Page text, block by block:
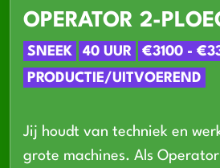
OPERATOR 2-
SNEEK 40 UUR
€3100 -
PRODUCTIE/UITVOEREND
Jij houdt van techniek en
grote machines. Als